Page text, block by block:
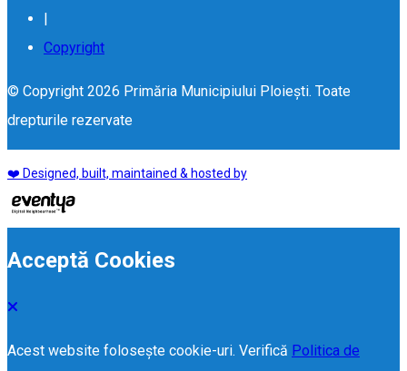
|
Copyright
© Copyright 2026 Primăria Municipiului Ploiești. Toate
drepturile rezervate
❤️ Designed, built, maintained & hosted by
Acceptă Cookies
Acest website folosește cookie-uri. Verifică Politica de